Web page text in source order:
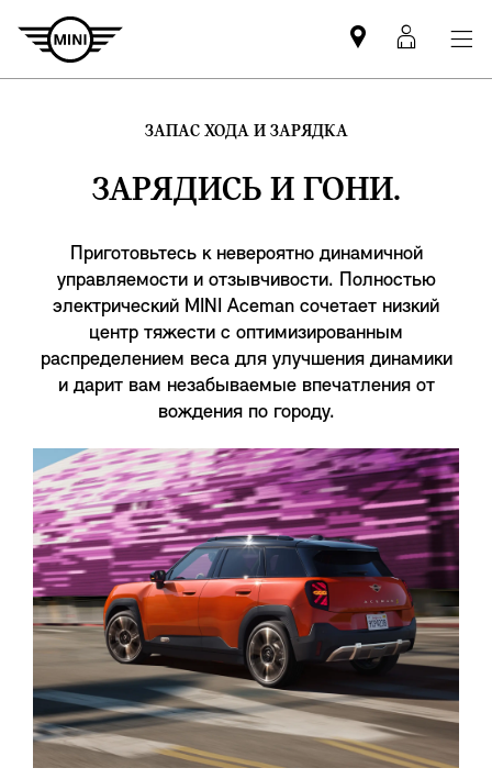
Mini
dealer
MyMini
login
ЗАПАС ХОДА И ЗАРЯДКА
ЗАРЯДИСЬ И ГОНИ.
Приготовьтесь к невероятно динамичной
управляемости и отзывчивости. Полностью
электрический MINI Aceman сочетает низкий
центр тяжести с оптимизированным
распределением веса для улучшения динамики
и дарит вам незабываемые впечатления от
вождения по городу.